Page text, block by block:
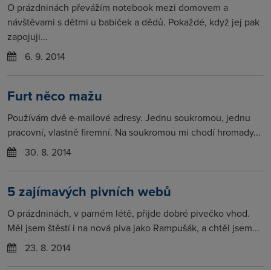
O prázdninách převážím notebook mezi domovem a
návštěvami s dětmi u babiček a dědů. Pokaždé, když jej pak
zapojuji...
6. 9. 2014
Furt něco mažu
Používám dvě e-mailové adresy. Jednu soukromou, jednu
pracovní, vlastně firemní. Na soukromou mi chodí hromady...
30. 8. 2014
5 zajímavých pivních webů
O prázdninách, v parném létě, přijde dobré pivečko vhod.
Měl jsem štěstí i na nová piva jako Rampušák, a chtěl jsem...
23. 8. 2014